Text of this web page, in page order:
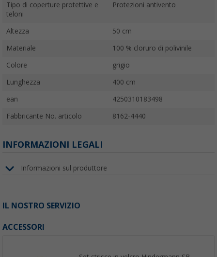
Tipo di coperture protettive e
teloni
Protezioni antivento
Altezza 50 cm
Materiale 100 % cloruro di polivinile
Colore grigio
Lunghezza 400 cm
ean 4250310183498
Fabbricante No. articolo 8162-4440
INFORMAZIONI LEGALI
Informazioni sul produttore
IL NOSTRO SERVIZIO
ACCESSORI